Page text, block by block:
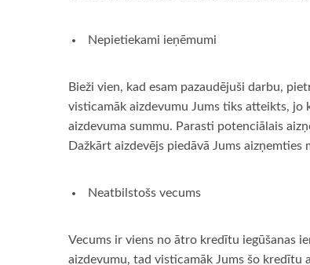
Nepietiekami ieņēmumi
Bieži vien, kad esam pazaudējuši darbu,
visticamāk aizdevumu Jums tiks atteikts, jo
aizdevuma summu. Parasti potenciālais
Dažkārt aizdevējs piedāvā Jums
Neatbilstošs vecums
Vecums ir viens no ātro kredītu iegūšanas
aizdevumu, tad visticamāk Jums šo kredītu